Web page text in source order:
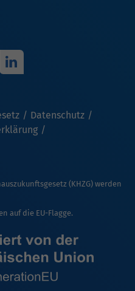
Datenschutz
(KHZG) werden
auf die EU-Flagge.